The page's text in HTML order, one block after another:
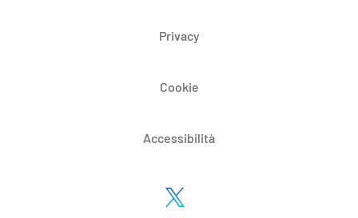
Privacy
Cookie
Accessibilità